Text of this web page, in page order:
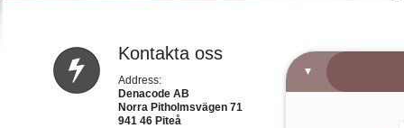
Kontakta oss
Address:
Denacode AB
Norra Pitholmsvägen 71
941 46 Piteå